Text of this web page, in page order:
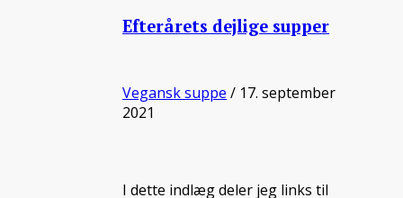
Efterårets dejlige supper
Vegansk suppe / 17. september
2021
I dette indlæg deler jeg links til